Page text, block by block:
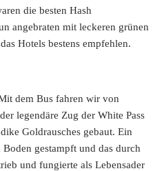
die besten Hash
angebraten mit leckeren grünen
Hotels bestens empfehlen.
dem Bus fahren wir von
legendäre Zug der White Pass
Goldrausches gebaut. Ein
gestampft und das durch
und fungierte als Lebensader